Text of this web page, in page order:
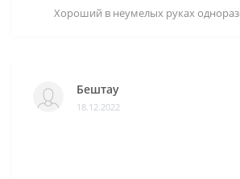
Хороший в неумелых руках
Бештау
18.12.2022